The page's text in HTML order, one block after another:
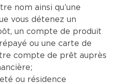
nom ainsi qu’une
vous détenez un
un compte de produit
ou une carte de
compte de prêt auprès
ou résidence